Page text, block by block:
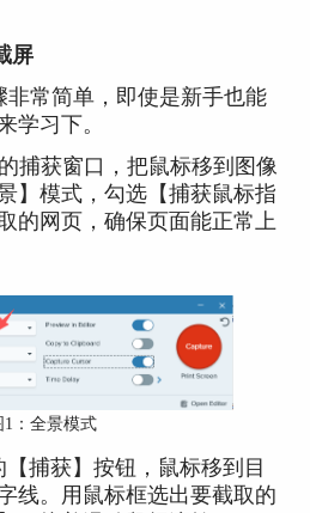
屏
非常简单，即使是新手也能
学习下。
捕获窗口，把鼠标移到 图像
】模式，勾选【捕获鼠标指
的网页，确保页面能正常上
1：全景模式
捕获】 按钮，鼠标移到目
线。用鼠标框选出要截取的